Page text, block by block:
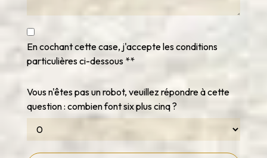
En cochant cette case, j'accepte les conditions
particulières ci-dessous **
Vous n'êtes pas un robot, veuillez répondre à cette
question : combien font six plus cinq ?